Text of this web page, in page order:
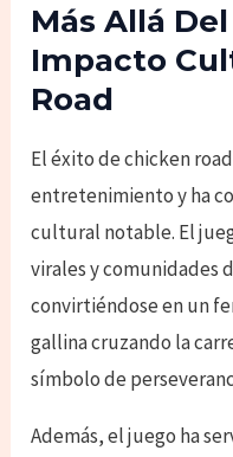
Más Allá
Impacto
Road
El éxito de chicken
entretenimiento y ha
cultural notable. El
virales y comunidades
convirtiéndose en un
gallina cruzando la
símbolo de
Además, el juego ha